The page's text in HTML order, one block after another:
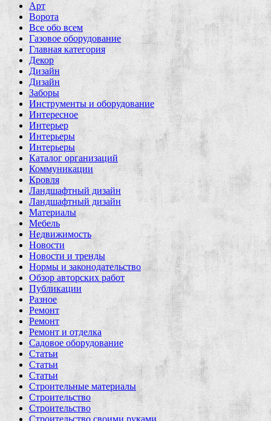
Арт
Ворота
Все обо всем
Газовое оборудование
Главная категория
Декор
Дизайн
Дизайн
Заборы
Инструменты и оборудование
Интересное
Интерьер
Интерьеры
Интерьеры
Каталог организаций
Коммуникации
Кровля
Ландшафтный дизайн
Ландшафтный дизайн
Материалы
Мебель
Недвижимость
Новости
Новости и тренды
Нормы и законодательство
Обзор авторских работ
Публикации
Разное
Ремонт
Ремонт
Ремонт и отделка
Садовое оборудование
Статьи
Статьи
Статьи
Строительные материалы
Строительство
Строительство